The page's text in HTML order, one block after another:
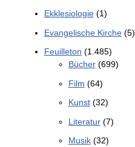
Ekklesiologie(1)
Evangelische Kirche(5)
Feuilleton (1.485)
Bücher(699)
Film (64)
Kunst(32)
Literatur(7)
Musik(32)